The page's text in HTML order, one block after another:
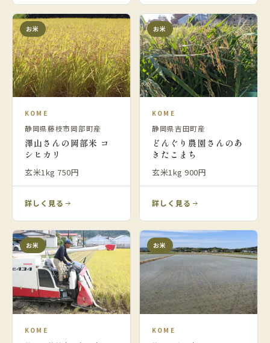
お米
KOME
静岡県藤枝市岡部町産
澤山さんの岡部米 コ
シヒカリ
玄米1kg 750円
詳しく見る
お米
KOME
静岡県吉田町産
どんぐり農園さんのあ
きたこまち
玄米1kg 900円
詳しく見る
お米
KOME
お米
KOME